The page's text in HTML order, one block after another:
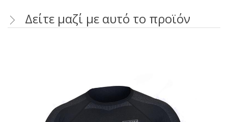
Δείτε μαζί με αυτό το προϊόν